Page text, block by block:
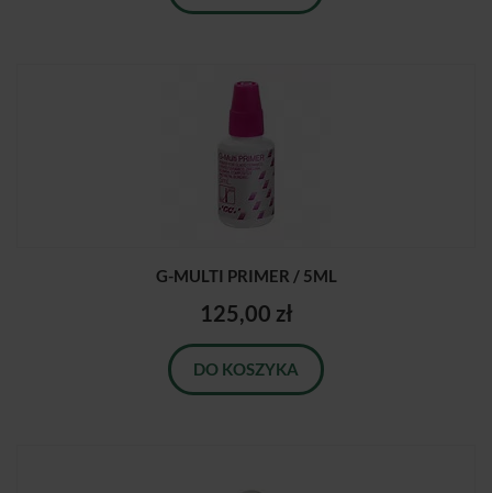
G-MULTI PRIMER / 5ML
125,00 zł
DO KOSZYKA